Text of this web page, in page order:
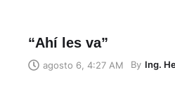
“Ahí les va”
agosto 6, 4:27 AM By Ing.